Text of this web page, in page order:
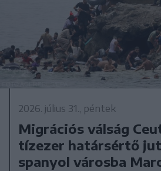
2026. július 31., péntek
Migrációs válság
tízezer határsértő
spanyol városba